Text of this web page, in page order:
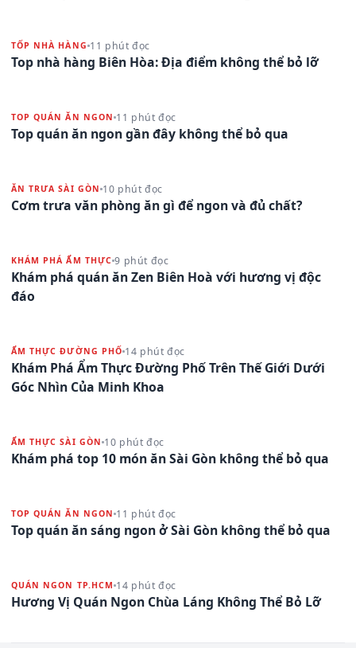
TỐP NHÀ HÀNG 11 phút đọc
Top nhà hàng Biên Hòa: Địa điểm không thể bỏ lỡ
TOP QUÁN ĂN NGON 11 phút đọc
Top quán ăn ngon gần đây không thể bỏ qua
ĂN TRƯA SÀI GÒN 10 phút đọc
Cơm trưa văn phòng ăn gì để ngon và đủ chất?
KHÁM PHÁ ẨM THỰC 9 phút đọc
Khám phá quán ăn Zen Biên Hoà với hương vị độc
đáo
ẨM THỰC ĐƯỜNG PHỐ 14 phút đọc
Khám Phá Ẩm Thực Đường Phố Trên Thế Giới Dưới
Góc Nhìn Của Minh Khoa
ẨM THỰC SÀI GÒN 10 phút đọc
Khám phá top 10 món ăn Sài Gòn không thể bỏ qua
TOP QUÁN ĂN NGON 11 phút đọc
Top quán ăn sáng ngon ở Sài Gòn không thể bỏ qua
QUÁN NGON TP.HCM 14 phút đọc
Hương Vị Quán Ngon Chùa Láng Không Thể Bỏ Lỡ